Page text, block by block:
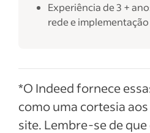
Experiência de 3 +
rede e implementação
*O Indeed fornece
como uma cortesia
site. Lembre-se de que